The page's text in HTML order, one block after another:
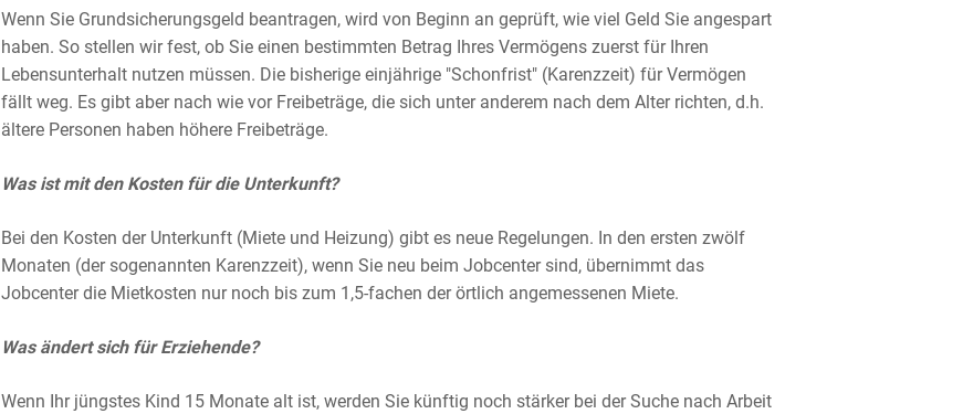
Wenn Sie Grundsicherungsgeld beantragen, wird von Beginn an geprüft, wie viel Geld Sie angespart
haben. So stellen wir fest, ob Sie einen bestimmten Betrag Ihres Vermögens zuerst für Ihren
Lebensunterhalt nutzen müssen. Die bisherige einjährige "Schonfrist" (Karenzzeit) für Vermögen
fällt weg. Es gibt aber nach wie vor Freibeträge, die sich unter anderem nach dem Alter richten, d.h.
ältere Personen haben höhere Freibeträge.
Was ist mit den Kosten für die Unterkunft?
Bei den Kosten der Unterkunft (Miete und Heizung) gibt es neue Regelungen. In den ersten zwölf
Monaten (der sogenannten Karenzzeit), wenn Sie neu beim Jobcenter sind, übernimmt das
Jobcenter die Mietkosten nur noch bis zum 1,5-fachen der örtlich angemessenen Miete.
Was ändert sich für Erziehende?
Wenn Ihr jüngstes Kind 15 Monate alt ist, werden Sie künftig noch stärker bei der Suche nach Arbeit